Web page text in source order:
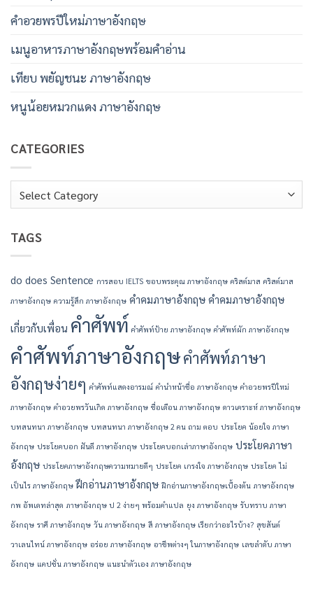
คําอวยพรปีใหม่ภาษาอังกฤษ
เมนูอาหารภาษาอังกฤษพร้อมคําอ่าน
เทียบ พยัญชนะ ภาษาอังกฤษ
หนูน้อยหมวกแดง ภาษาอังกฤษ
CATEGORIES
Categories
TAGS
do does Sentence การสอบ IELTS ขอบพระคุณ ภาษาอังกฤษ คริสต์มาส คริสต์มาส
ภาษาอังกฤษ ความรู้สึก ภาษาอังกฤษ คำคมภาษาอังกฤษ คำคมภาษาอังกฤษ
เกี่ยวกับเพื่อน คำศัพท์ คำศัพท์ป้าย ภาษาอังกฤษ คำศัพท์ผัก ภาษาอังกฤษ
คำศัพท์ภาษาอังกฤษคำศัพท์ภาษา
อังกฤษง่ายๆ คำศัพท์แสดงอารมณ์ คํานําหน้าชื่อ ภาษาอังกฤษ คําอวยพรปีใหม่
ภาษาอังกฤษ คําอวยพรวันเกิด ภาษาอังกฤษ ชื่อเดือน ภาษาอังกฤษ ดาวเคราะห์ ภาษาอังกฤษ
บทสนทนา ภาษาอังกฤษ บทสนทนา ภาษาอังกฤษ 2 คน ถาม ตอบ ประโยค น้อยใจ ภาษา
อังกฤษ ประโยคบอก ฝันดี ภาษาอังกฤษ ประโยคบอกเล่าภาษาอังกฤษ ประโยคภาษา
อังกฤษ ประโยคภาษาอังกฤษความหมายดีๆ ประโยค เกรงใจ ภาษาอังกฤษ ประโยค ไม่
เป็นไร ภาษาอังกฤษ ฝึกอ่านภาษาอังกฤษ ฝึกอ่านภาษาอังกฤษเบื้องต้น ภาษาอังกฤษ
กพ อัพเดทล่าสุด ภาษาอังกฤษ ป 2 ง่ายๆ พร้อมคำแปล ยุง ภาษาอังกฤษ รับทราบ ภาษา
อังกฤษ ราศี ภาษาอังกฤษ วัน ภาษาอังกฤษ สี ภาษาอังกฤษ เรียกว่าอะไรบ้าง? สุขสันต์
วาเลนไทน์ ภาษาอังกฤษ อร่อย ภาษาอังกฤษ อาชีพต่างๆ ในภาษาอังกฤษ เลขลำดับ ภาษา
อังกฤษ แคปชั่น ภาษาอังกฤษ แนะนําตัวเอง ภาษาอังกฤษ